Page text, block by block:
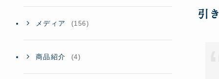
引
メディア (156)
商品紹介 (4)